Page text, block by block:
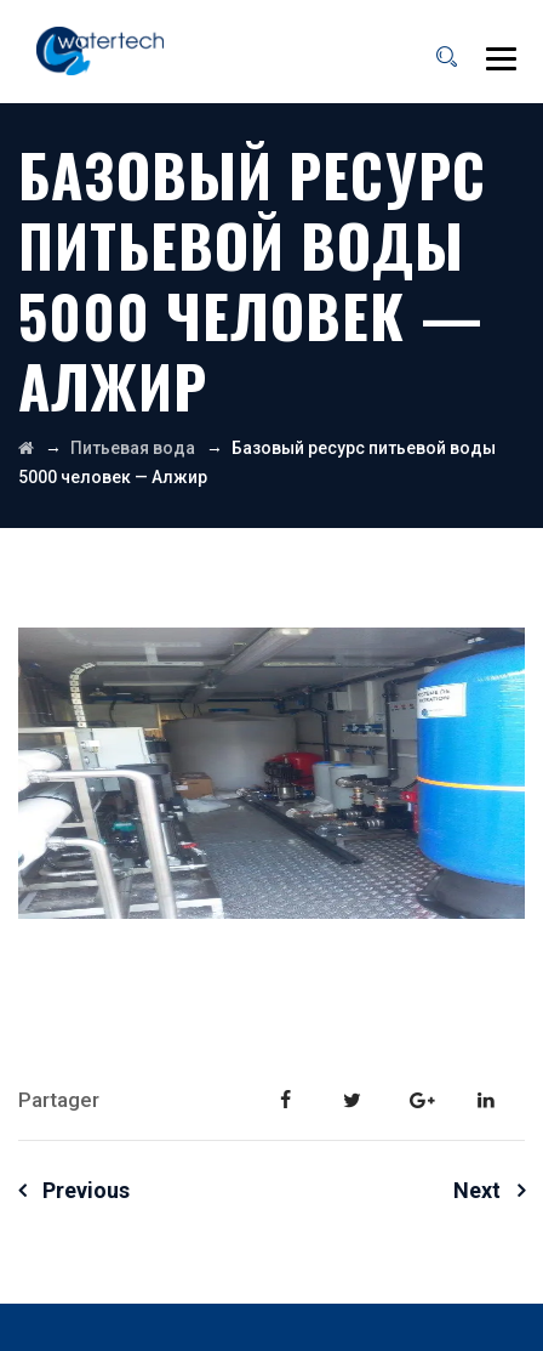
БАЗОВЫЙ РЕСУРС
ПИТЬЕВОЙ ВОДЫ
5000 ЧЕЛОВЕК —
АЛЖИР
→ Питьевая вода →
Базовый ресурс питьевой воды
5000 человек — Алжир
Partager
Навигация
записям
Previous Next